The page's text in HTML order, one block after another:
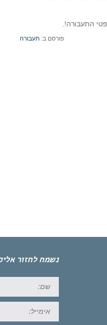
התעבורה!.
פורסם ב:תעבורה
נשמח לחזור